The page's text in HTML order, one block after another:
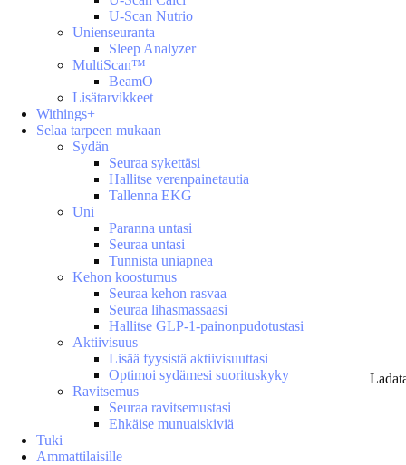
U-Scan Nutrio
Unienseuranta
Sleep Analyzer
MultiScan™
BeamO
Lisätarvikkeet
Withings+
Selaa tarpeen mukaan
Sydän
Seuraa sykettäsi
Hallitse verenpainetautia
Tallenna EKG
Uni
Paranna untasi
Seuraa untasi
Tunnista uniapnea
Kehon koostumus
Seuraa kehon rasvaa
Seuraa lihasmassaasi
Hallitse GLP-1-painonpudotustasi
Aktiivisuus
Lisää fyysistä aktiivisuuttasi
Optimoi sydämesi suorituskyky
Ravitsemus
Seuraa ravitsemustasi
Ehkäise munuaiskiviä
Tuki
Ammattilaisille